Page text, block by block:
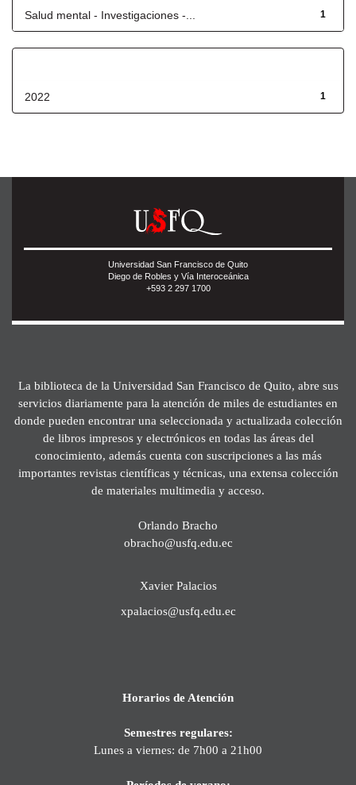
1
Salud mental - Investigaciones -...
1
2022
Universidad San Francisco de Quito
Diego de Robles y Vía Interoceánica
+593 2 297 1700
La biblioteca de la Universidad San Francisco de Quito, abre sus
servicios diariamente para la atención de miles de estudiantes en
donde pueden encontrar una seleccionada y actualizada colección
de libros impresos y electrónicos en todas las áreas del
conocimiento, además cuenta con suscripciones a las más
importantes revistas científicas y técnicas, una extensa colección
de materiales multimedia y acceso.
Orlando Bracho
obracho@usfq.edu.ec
Xavier Palacios
xpalacios@usfq.edu.ec
Horarios de Atención
Semestres regulares:
Lunes a viernes: de 7h00 a 21h00